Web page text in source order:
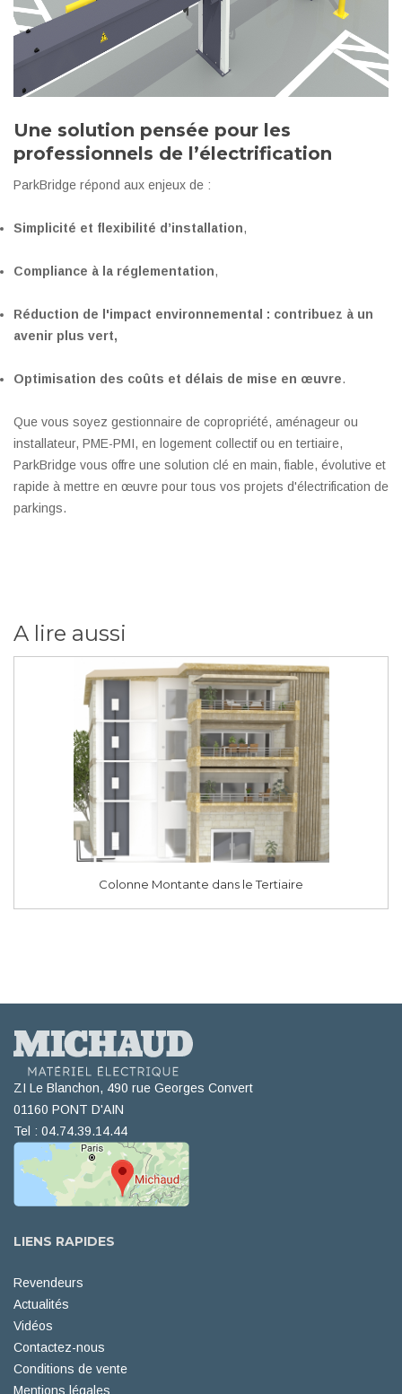
Une solution pensée pour les
professionnels de l’électrification
ParkBridge répond aux enjeux de :
Simplicité et flexibilité d’installation,
Compliance à la réglementation,
Réduction de l'impact environnemental : contribuez à un
avenir plus vert,
Optimisation des coûts et délais de mise en œuvre.
Que vous soyez gestionnaire de copropriété, aménageur ou
installateur, PME-PMI, en logement collectif ou en tertiaire,
ParkBridge vous offre une solution clé en main, fiable, évolutive et
rapide à mettre en œuvre pour tous vos projets d'électrification de
parkings.
A lire aussi
Colonne Montante dans le Tertiaire
ZI Le Blanchon, 490 rue Georges Convert
01160 PONT D'AIN
Tel : 04.74.39.14.44
LIENS RAPIDES
Revendeurs
Actualités
Vidéos
Contactez-nous
Conditions de vente
Mentions légales